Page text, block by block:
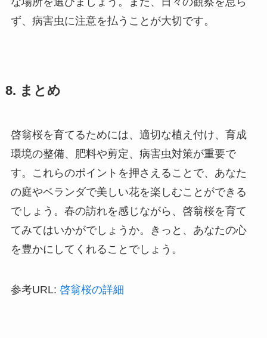
ず、病害虫に注意を払うことが大切です。
8. まとめ
啓翁桜を育てるためには、適切な植え付け、育成
環境の整備、肥料や剪定、病害虫対策が重要で
す。これらのポイントを押さえることで、あなた
の庭やベランダで美しい花を楽しむことができる
でしょう。春の訪れを感じながら、啓翁桜を育て
てみてはいかがでしょうか。きっと、あなたの心
を豊かにしてくれることでしょう。
参考URL: 啓翁桜の詳細